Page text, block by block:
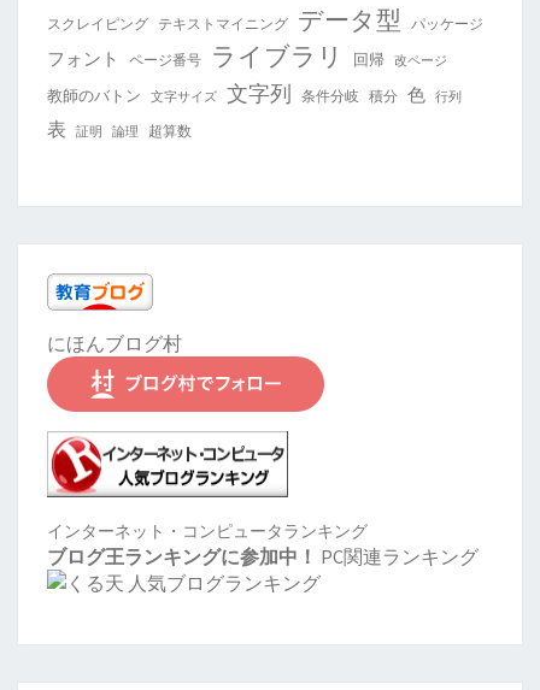
スクレイピング テキストマイニング データ型 パッケージ
フォント ページ番号 ライブラリ 回帰 改ページ
教師のバトン 文字サイズ 文字列 条件分岐 積分 色 行列
表 証明 論理 超算数
にほんブログ村
インターネット・コンピュータランキング
ブログ王ランキングに参加中！ PC関連ランキング